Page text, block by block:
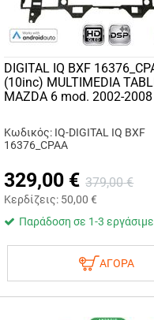
DIGITAL IQ BXF
(10inc) MULTIMEDIA
MAZDA 6 mod. 2002-2008
Κωδικός: IQ-DIGITAL IQ BXF
16376_CPAA
329,00 € 379,00 €
Κερδίζεις: 50,00 €
Παράδοση σε 1-3
ΑΓΟΡΑ